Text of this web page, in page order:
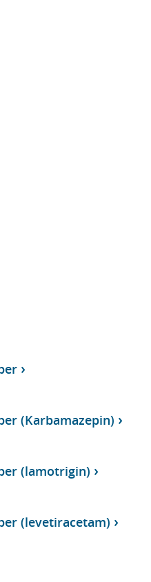
(Karbamazepin)
(lamotrigin)
(levetiracetam)